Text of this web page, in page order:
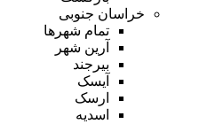
خراسان جنوبی
تمام شهر‌ها
آرین شهر
بیرجند
آیسک
ارسک
اسدیه